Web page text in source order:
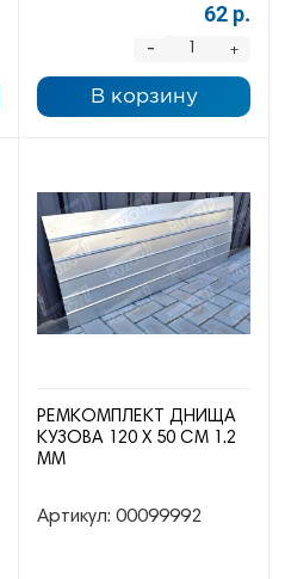
62 р.
+
-
В корзину
РЕМКОМПЛЕКТ ДНИЩА
КУЗОВА 120 Х 50 СМ 1.2
ММ
Артикул: 00099992